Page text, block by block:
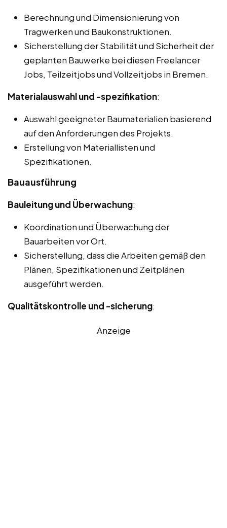
Berechnung und Dimensionierung von
Tragwerken und Baukonstruktionen.
Sicherstellung der Stabilität und Sicherheit der
geplanten Bauwerke bei diesen Freelancer
Jobs, Teilzeitjobs und Vollzeitjobs in Bremen.
Materialauswahl und -spezifikation:
Auswahl geeigneter Baumaterialien basierend
auf den Anforderungen des Projekts.
Erstellung von Materiallisten und
Spezifikationen.
Bauausführung
Bauleitung und Überwachung:
Koordination und Überwachung der
Bauarbeiten vor Ort.
Sicherstellung, dass die Arbeiten gemäß den
Plänen, Spezifikationen und Zeitplänen
ausgeführt werden.
Qualitätskontrolle und -sicherung:
Anzeige